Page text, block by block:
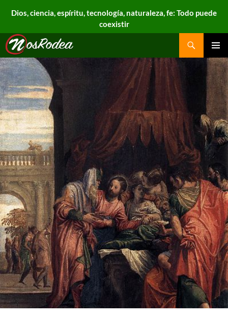
Dios, ciencia, espíritu, tecnología, naturaleza, fe: Todo puede
coexistir
Nos Rodea
Search
MENU